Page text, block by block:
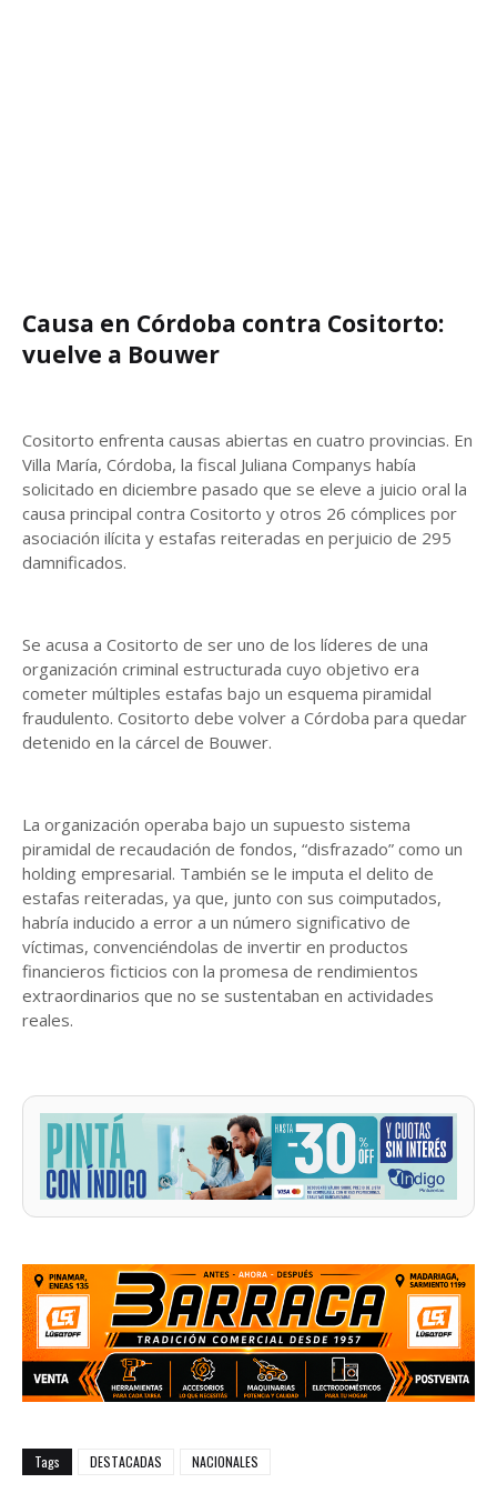
Causa en Córdoba contra Cositorto:
vuelve a Bouwer
Cositorto enfrenta causas abiertas en cuatro provincias. En
Villa María, Córdoba, la fiscal Juliana Companys había
solicitado en diciembre pasado que se eleve a juicio oral la
causa principal contra Cositorto y otros 26 cómplices por
asociación ilícita y estafas reiteradas en perjuicio de 295
damnificados.
Se acusa a Cositorto de ser uno de los líderes de una
organización criminal estructurada cuyo objetivo era
cometer múltiples estafas bajo un esquema piramidal
fraudulento. Cositorto debe volver a Córdoba para quedar
detenido en la cárcel de Bouwer.
La organización operaba bajo un supuesto sistema
piramidal de recaudación de fondos, “disfrazado” como un
holding empresarial. También se le imputa el delito de
estafas reiteradas, ya que, junto con sus coimputados,
habría inducido a error a un número significativo de
víctimas, convenciéndolas de invertir en productos
financieros ficticios con la promesa de rendimientos
extraordinarios que no se sustentaban en actividades
reales.
Tags DESTACADAS NACIONALES